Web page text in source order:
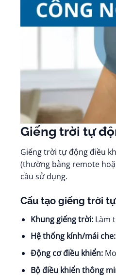
Giếng trời tự
Giếng trời tự động điều
(thường bằng remote
cầu sử dụng.
Cấu tạo giếng trời
Khung giếng trời:Làm
Hệ thống kính/mái che:
Động cơ điều khiển:
Bộ điều khiển thông